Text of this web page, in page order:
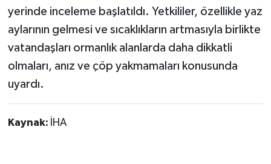
yerinde inceleme başlatıldı. Yetkililer, özellikle yaz
aylarının gelmesi ve sıcaklıkların artmasıyla birlikte
vatandaşları ormanlık alanlarda daha dikkatli
olmaları, anız ve çöp yakmamaları konusunda
uyardı.
Kaynak: İHA